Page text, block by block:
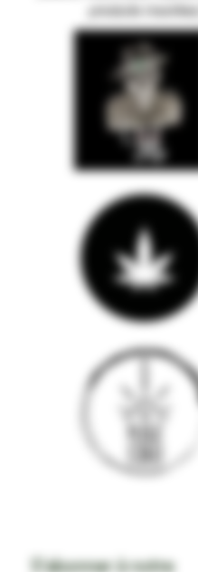
produits insolites)
S'abonner à notre